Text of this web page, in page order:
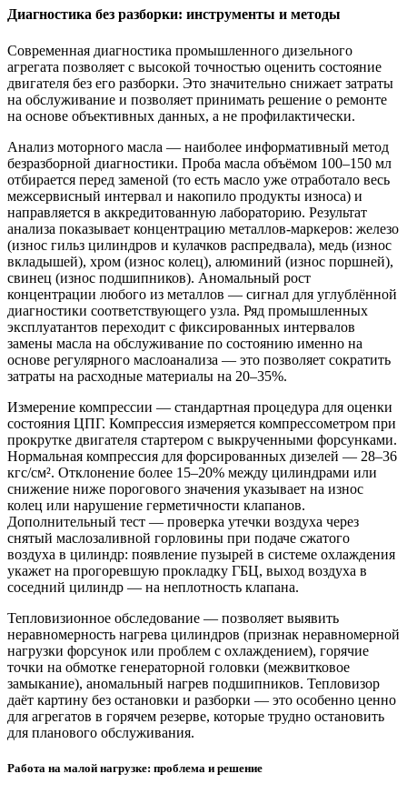
Диагностика без разборки: инструменты и методы
Современная диагностика промышленного дизельного
агрегата позволяет с высокой точностью оценить состояние
двигателя без его разборки. Это значительно снижает затраты
на обслуживание и позволяет принимать решение о ремонте
на основе объективных данных, а не профилактически.
Анализ моторного масла — наиболее информативный метод
безразборной диагностики. Проба масла объёмом 100–150 мл
отбирается перед заменой (то есть масло уже отработало весь
межсервисный интервал и накопило продукты износа) и
направляется в аккредитованную лабораторию. Результат
анализа показывает концентрацию металлов-маркеров: железо
(износ гильз цилиндров и кулачков распредвала), медь (износ
вкладышей), хром (износ колец), алюминий (износ поршней),
свинец (износ подшипников). Аномальный рост
концентрации любого из металлов — сигнал для углублённой
диагностики соответствующего узла. Ряд промышленных
эксплуатантов переходит с фиксированных интервалов
замены масла на обслуживание по состоянию именно на
основе регулярного маслоанализа — это позволяет сократить
затраты на расходные материалы на 20–35%.
Измерение компрессии — стандартная процедура для оценки
состояния ЦПГ. Компрессия измеряется компрессометром при
прокрутке двигателя стартером с выкрученными форсунками.
Нормальная компрессия для форсированных дизелей — 28–36
кгс/см². Отклонение более 15–20% между цилиндрами или
снижение ниже порогового значения указывает на износ
колец или нарушение герметичности клапанов.
Дополнительный тест — проверка утечки воздуха через
снятый маслозаливной горловины при подаче сжатого
воздуха в цилиндр: появление пузырей в системе охлаждения
укажет на прогоревшую прокладку ГБЦ, выход воздуха в
соседний цилиндр — на неплотность клапана.
Тепловизионное обследование — позволяет выявить
неравномерность нагрева цилиндров (признак неравномерной
нагрузки форсунок или проблем с охлаждением), горячие
точки на обмотке генераторной головки (межвитковое
замыкание), аномальный нагрев подшипников. Тепловизор
даёт картину без остановки и разборки — это особенно ценно
для агрегатов в горячем резерве, которые трудно остановить
для планового обслуживания.
Работа на малой нагрузке: проблема и решение